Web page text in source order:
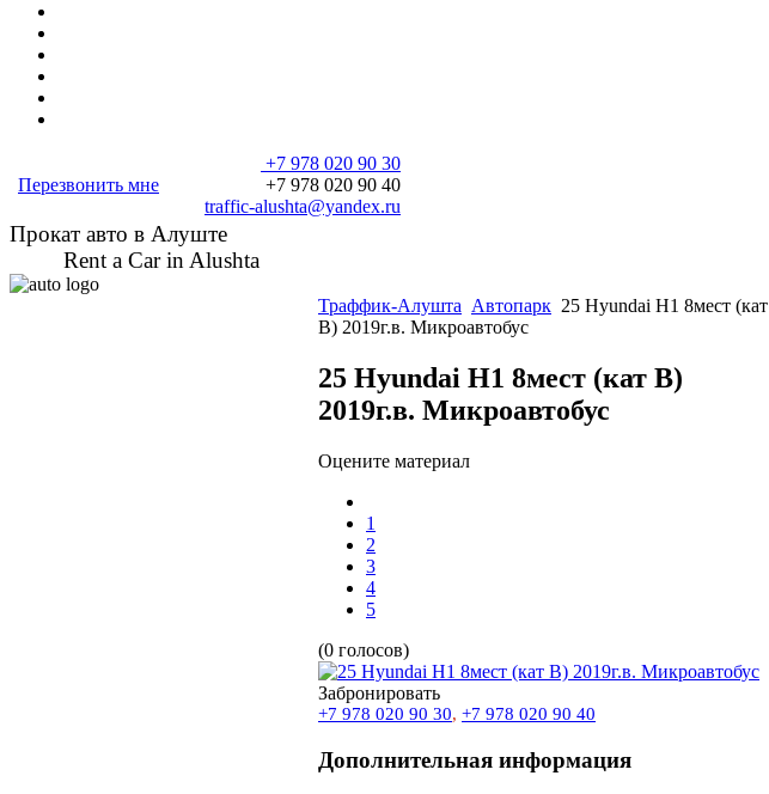
Перезвонить мне
+7 978 020 90 30
+7 978 020 90 40
traffic-alushta@yandex.ru
Прокат авто в Алуште
Rent a Car in Alushta
Траффик-Алушта Автопарк 25 Hyundai H1 8мест (кат
В) 2019г.в. Микроавтобус
25 Hyundai H1 8мест (кат В)
2019г.в. Микроавтобус
Оцените материал
1
2
3
4
5
(0 голосов)
Забронировать
+7 978 020 90 30, +7 978 020 90 40
Дополнительная информация